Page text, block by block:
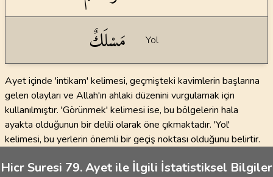
مَسْلَكٌ
Yol
Ayet içinde 'intikam' kelimesi, geçmişteki kavimlerin başlarına
gelen olayları ve Allah'ın ahlaki düzenini vurgulamak için
kullanılmıştır. 'Görünmek' kelimesi ise, bu bölgelerin hala
ayakta olduğunun bir delili olarak öne çıkmaktadır. 'Yol'
kelimesi, bu yerlerin önemli bir geçiş noktası olduğunu belirtir.
Hicr Suresi 79. Ayet ile İlgili İstatistiksel Bilgiler